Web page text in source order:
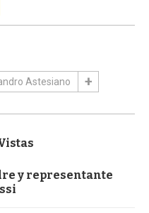
Astesiano
y representante